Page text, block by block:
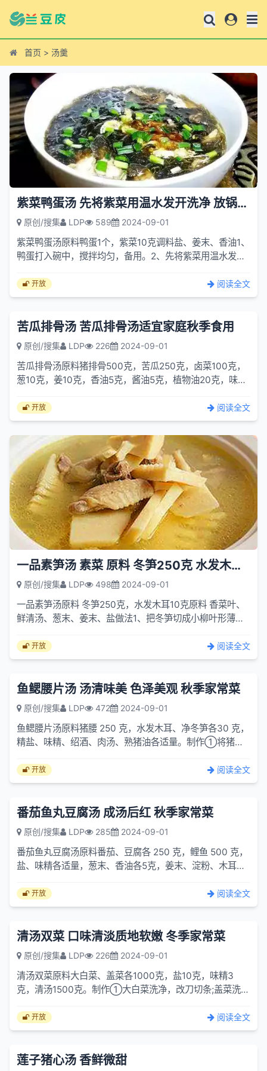
首页 > 汤羹
紫菜鸭蛋汤 先将紫菜用温水发开洗净 放锅中煮15分钟
原创/搜集 LDP 589 2024-09-01
紫菜鸭蛋汤原料鸭蛋1个，紫菜10克调料盐、姜末、香油1、
鸭蛋打入碗中，搅拌均匀，备用。2、先将紫菜用温水发开
汤中，一滚即成，淋香油出锅即可。
开放 阅读全文
苦瓜排骨汤 苦瓜排骨汤适宜家庭秋季食用
原创/搜集 LDP 226 2024-09-01
苦瓜排骨汤原料猪排骨500克，苦瓜250克，卤菜100克，
葱10克，姜10克，香油5克，酱油5克，植物油20克，味精
开放 阅读全文
一品素笋汤 素菜 原料 冬笋250克 水发木耳10克
原创/搜集 LDP 498 2024-09-01
一品素笋汤原料 冬笋250克，水发木耳10克原料 香菜叶、
鲜清汤、葱末、姜末、盐做法1、把冬笋切成小柳叶形薄
洗净备用。2、汤锅放火上，倒入鲜清汤，加入葱...
开放 阅读全文
鱼鳃腰片汤 汤清味美 色泽美观 秋季家常菜
原创/搜集 LDP 472 2024-09-01
鱼鳃腰片汤原料猪腰 250 克，水发木耳、净冬笋各30 克，
精盐、味精、绍酒、肉汤、熟猪油各适量。制作①将猪腰
开放 阅读全文
番茄鱼丸豆腐汤 成汤后红 秋季家常菜
原创/搜集 LDP 285 2024-09-01
番茄鱼丸豆腐汤原料番茄、豆腐各 250 克，鲤鱼 500 克，
盐、味精各适量，葱末、香油各5克，姜末、淀粉、木耳各
开放 阅读全文
清汤双菜 口味清淡质地软嫩 冬季家常菜
原创/搜集 LDP 226 2024-09-01
清汤双菜原料大白菜、盖菜各1000克，盐10克，味精3
克，清汤1500克。制作①大白菜洗净，改刀切条;盖菜洗
开放 阅读全文
莲子猪心汤 香鲜微甜